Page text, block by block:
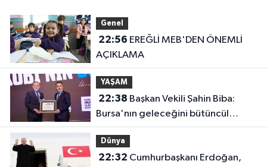
Genel
22:56
AÇIKLAMA
YAŞAM
22:38
Bursa'nın geleceğini bütüncül
anlayışla planlıyoruz
Dünya
22:32